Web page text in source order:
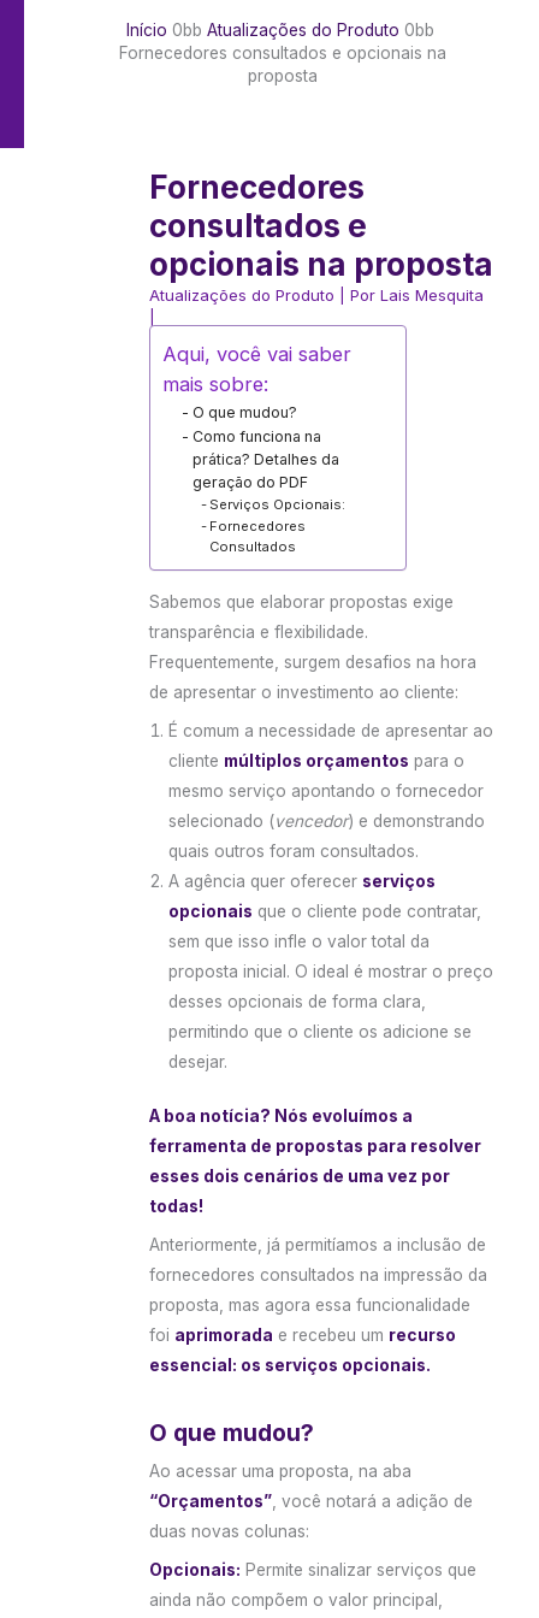
Início
Atualizações do Produto
Fornecedores consultados e opcionais na
proposta
Fornecedores
consultados e
opcionais na proposta
Atualizações do Produto | Por Lais Mesquita
Aqui, você vai saber
mais sobre:
O que mudou?
Como funciona na
prática? Detalhes da
geração do PDF
Serviços Opcionais:
Fornecedores
Consultados
Sabemos que elaborar propostas exige
transparência e flexibilidade.
Frequentemente, surgem desafios na hora
de apresentar o investimento ao cliente:
É comum a necessidade de apresentar ao
cliente múltiplos orçamentos para o
mesmo serviço apontando o fornecedor
selecionado (vencedor) e demonstrando
quais outros foram consultados.
A agência quer oferecer serviços
opcionais que o cliente pode contratar,
sem que isso infle o valor total da
proposta inicial. O ideal é mostrar o preço
desses opcionais de forma clara,
permitindo que o cliente os adicione se
desejar.
A boa notícia? Nós evoluímos a
ferramenta de propostas para resolver
esses dois cenários de uma vez por
todas!
Anteriormente, já permitíamos a inclusão de
fornecedores consultados na impressão da
proposta, mas agora essa funcionalidade
foi aprimorada e recebeu um recurso
essencial: os serviços opcionais.
O que mudou?
Ao acessar uma proposta, na aba
“Orçamentos”, você notará a adição de
duas novas colunas:
Opcionais: Permite sinalizar serviços que
ainda não compõem o valor principal,